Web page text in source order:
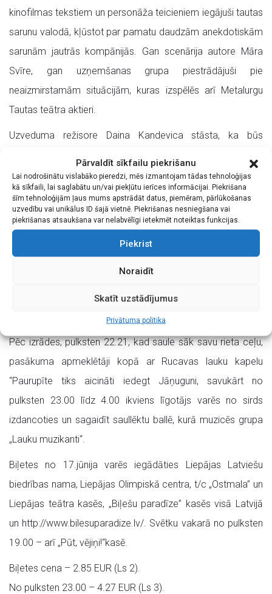
Pārvaldīt sīkfailu piekrišanu
Lai nodrošinātu vislabāko pieredzi, mēs izmantojam tādas tehnoloģijas
kā sīkfaili, lai saglabātu un/vai piekļūtu ierīces informācijai. Piekrišana
šīm tehnoloģijām ļaus mums apstrādāt datus, piemēram, pārlūkošanas
uzvedību vai unikālus ID šajā vietnē. Piekrišanas nesniegšana vai
piekrišanas atsaukšana var nelabvēlīgi ietekmēt noteiktas funkcijas.
Piekrist
Noraidīt
Skatīt uzstādījumus
Privātuma politika
kinofilmas tekstiem un personāža teicieniem iegājuši tautas
sarunu valodā, kļūstot par pamatu daudzām anekdotiskām
sarunām jautrās kompānijās. Gan scenārija autore Māra
Svīre, gan uzņemšanas grupa piestrādājuši pie
neaizmirstamām situācijām, kuras izspēlēs arī Metalurgu
Tautas teātra aktieri.
Uzveduma režisore Daina Kandevica stāsta, ka būs
velosipēdu, gan īstu zirga pajūgu, kā arī skanēs tautā labi
pazīstamas un populāras dziesmas.
Iemīļotos varoņus atveidos Metalurgu Tautas teātra
atraktīvākie aktieri – Diāna Zuļģe, Ilze Cimermane, Iveta
Treimane, Lāsma Ruņģe, Nora Pakalnišķe, Sinilga Ozoliņa,
Ainars Krūms, Andis Lācis, Arvīds Kreināts, Kaspars Plauks
kā arī teātra paši jaunākie dalībnieki. Scenogrāfiju veidojis
Pēc izrādes, pulksten 22.21, kad saule sāk savu rieta ceļu,
pasākuma apmeklētāji kopā ar Rucavas lauku kapelu
“Paurupīte tiks aicināti iedegt Jāņuguni, savukārt no
pulksten 23.00 līdz 4.00 ikviens līgotājs varēs no sirds
izdancoties un sagaidīt saullēktu ballē, kurā muzicēs grupa
„Lauku muzikanti“.
Biļetes no 17.jūnija varēs iegādāties Liepājas Latviešu
biedrības nama, Liepājas Olimpiskā centra, t/c „Ostmala” un
Liepājas teātra kasēs, „Biļešu paradīze” kasēs visā Latvijā
un http://www.bilesuparadize.lv/. Svētku vakarā no pulksten
19.00 – arī „Pūt, vējiņi!“kasē.
Biļetes cena – 2.85 EUR (Ls 2).
No pulksten 23.00 – 4.27 EUR (Ls 3).